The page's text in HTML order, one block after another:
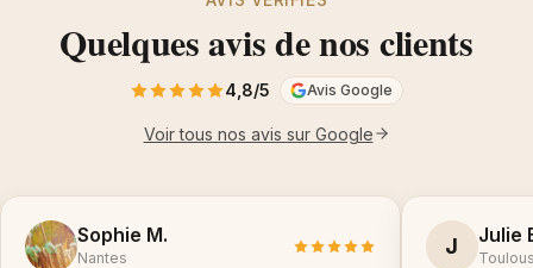
Quelques avis de nos clients
4,8/5 Avis Google
Voir tous nos avis sur Google
Sophie M.
Nantes J Julie